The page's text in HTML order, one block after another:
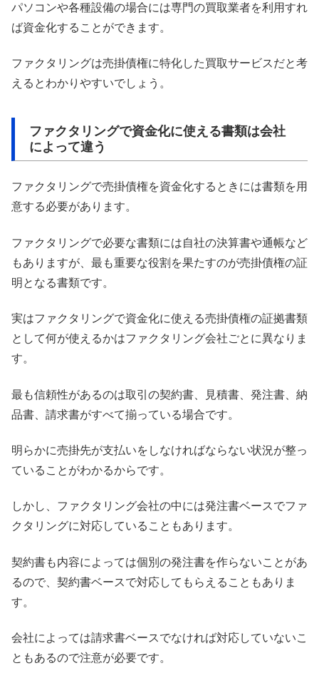
パソコンや各種設備の場合には専門の買取業者を利用すれ
ば資金化することができます。
ファクタリングは売掛債権に特化した買取サービスだと考
えるとわかりやすいでしょう。
ファクタリングで資金化に使える書類は会社
によって違う
ファクタリングで売掛債権を資金化するときには書類を用
意する必要があります。
ファクタリングで必要な書類には自社の決算書や通帳など
もありますが、最も重要な役割を果たすのが売掛債権の証
明となる書類です。
実はファクタリングで資金化に使える売掛債権の証拠書類
として何が使えるかはファクタリング会社ごとに異なりま
す。
最も信頼性があるのは取引の契約書、見積書、発注書、納
品書、請求書がすべて揃っている場合です。
明らかに売掛先が支払いをしなければならない状況が整っ
ていることがわかるからです。
しかし、ファクタリング会社の中には発注書ベースでファ
クタリングに対応していることもあります。
契約書も内容によっては個別の発注書を作らないことがあ
るので、契約書ベースで対応してもらえることもありま
す。
会社によっては請求書ベースでなければ対応していないこ
ともあるので注意が必要です。